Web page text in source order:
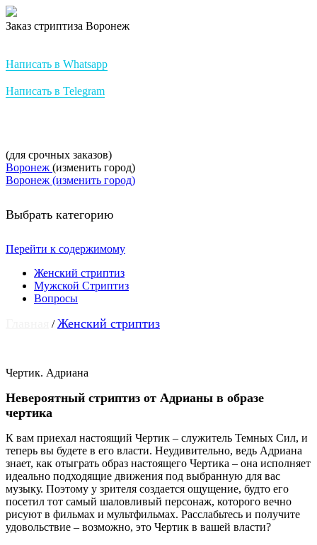
Заказ стриптиза Воронеж
Написать в Whatsapp
Написать в Telegram
(для срочных заказов)
Воронеж (изменить город)
Воронеж (изменить город)
Выбрать категорию
Перейти к содержимому
Женский стриптиз
Мужской Стриптиз
Вопросы
/Женский стриптиз
Чертик. Адриана
Невероятный стриптиз от Адрианы в образе
чертика
К вам приехал настоящий Чертик – служитель Темных Сил, и
теперь вы будете в его власти. Неудивительно, ведь Адриана
знает, как отыграть образ настоящего Чертика – она исполняет
идеально подходящие движения под выбранную для вас
музыку. Поэтому у зрителя создается ощущение, будто его
посетил тот самый шаловливый персонаж, которого вечно
рисуют в фильмах и мультфильмах. Расслабьтесь и получите
удовольствие – возможно, это Чертик в вашей власти?